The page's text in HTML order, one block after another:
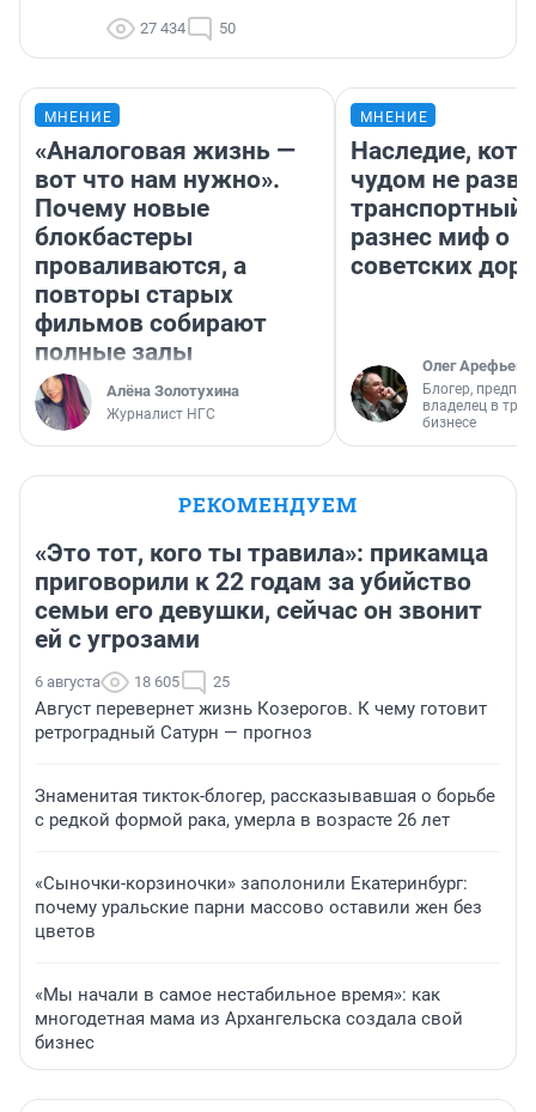
27 434 50
МНЕНИЕ
«Аналоговая жизнь —
вот что нам нужно».
Почему новые
блокбастеры
проваливаются, а
повторы старых
фильмов собирают
полные залы
Алёна Золотухина
Журналист НГС
МНЕНИЕ
Наследие,
чудом не
транспортный
разнес миф о
советских
Олег Арефьев
Блогер,
владелец в
бизнесе
РЕКОМЕНДУЕМ
«Это тот, кого ты травила»: прикамца
приговорили к 22 годам за убийство
семьи его девушки, сейчас он звонит
ей с угрозами
6 августа 18 605 25
Август перевернет жизнь Козерогов. К чему готовит
ретроградный Сатурн — прогноз
Знаменитая тикток-блогер, рассказывавшая о борьбе
с редкой формой рака, умерла в возрасте 26 лет
«Сыночки-корзиночки» заполонили Екатеринбург:
почему уральские парни массово оставили жен без
цветов
«Мы начали в самое нестабильное время»: как
многодетная мама из Архангельска создала свой
бизнес